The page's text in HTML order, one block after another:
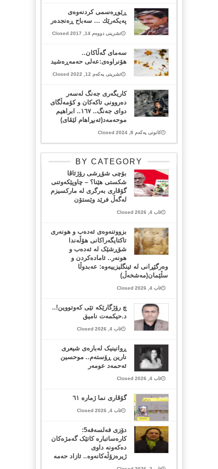
ڕێوڕه‌سمی كردنه‌وه‌ی
په‌یكه‌رێك … سه‌باح ڕه‌نجده‌ر
تشرینی دووەم 14, 2017 Closed
سەمای گەڵاکان..
هۆنراوەی:عەلی حەمەڕەشید
تشرینی یەکەم 12, 2022 Closed
کاریگەری جەنگ لەسەر
دەروونی تاکەکان و کۆمەڵگای
دوای جەنگ.. ١٦٧.. ابراهیم
موحەمەد(ئەبڕاهام لێڤای)
کانونی یەکەم 8, 2024 Closed
BY CATEGORY
بۆچی شۆڕشی رۆژئاڤا
شکستی هێنا؟ – چاوپێکەوتنی
گۆڤاری بەرگری لە مارکسیزم
لەگەڵ فرێد وێستۆن
ئاب 4, 2026 Closed
بزووتنەوەی ئەدەب و هونەری
تاکتایگەراکانی هۆڵەندا
شۆڕشێک لە ئەدەب و
هونەر.. ئامادەکردن و
وەرگێڕانی لە ئینگلیزییەوە: عەبدوڵا
سڵێمان(مەشخەڵ)
ئاب 4, 2026 Closed
چ رۆژگارێکە تێی کەوتووین!..
د.حیکمەت نامیق
ئاب 4, 2026 Closed
ڕوانینیک لەبارەى شیعرى
نارین ڕۆستەم.. موحسین
ئەحمەد عومەر
ئاب 4, 2026 Closed
گۆڤاری نما ژمارە ٦١
ئاب 4, 2026 Closed
دۆزی فەلسەفە5:
کارەساتبارە کاتێک گەمژەکان
دەکەونە داوی
ژیرەزۆڵەکانەوە.. ئازاد حەمە